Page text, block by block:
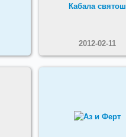
Кабала святош
2012-02-11